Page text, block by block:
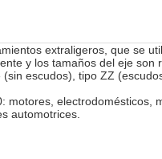
extraligeros, que se
y los tamaños del eje
escudos), tipo ZZ
motores, electrodomésticos,
automotrices.